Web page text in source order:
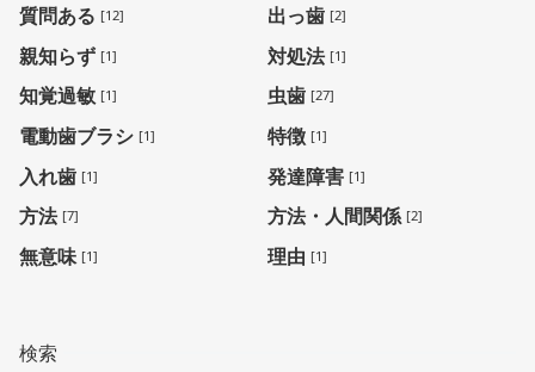
質問ある [12] 出っ歯 [2]
親知らず [1] 対処法 [1]
知覚過敏 [1] 虫歯 [27]
電動歯ブラシ [1] 特徴 [1]
入れ歯 [1] 発達障害 [1]
方法 [7] 方法・人間関係 [2]
無意味 [1] 理由 [1]
検索